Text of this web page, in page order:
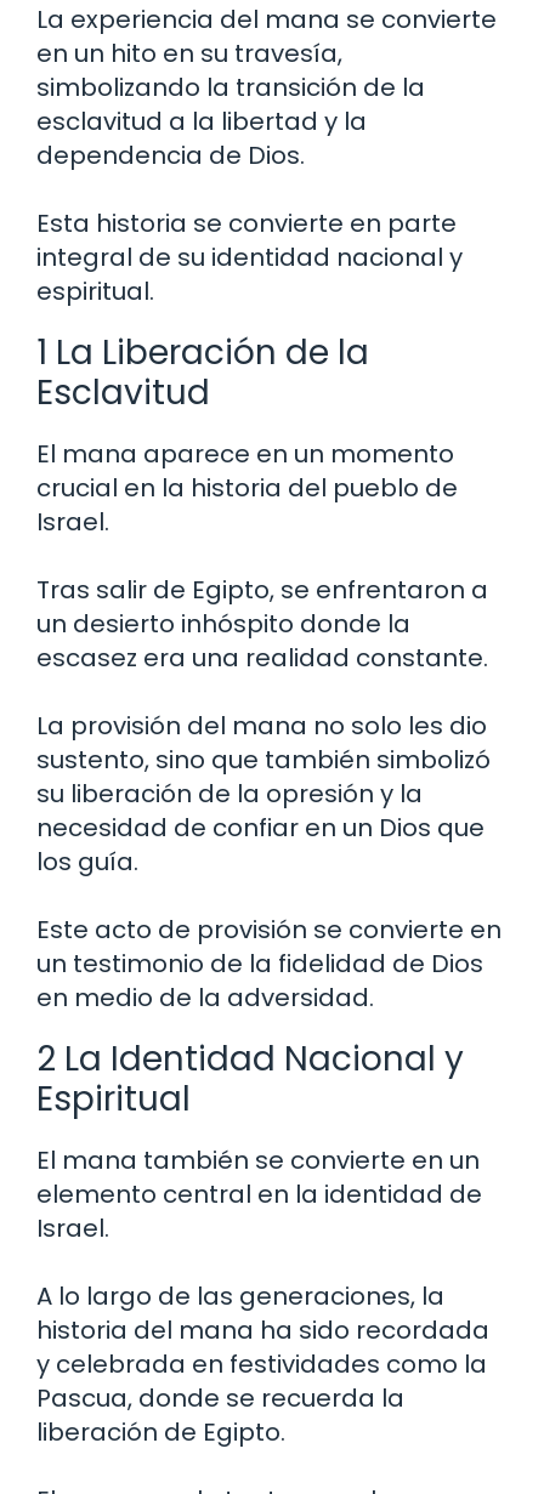
La experiencia del mana se convierte
en un hito en su travesía,
simbolizando la transición de la
esclavitud a la libertad y la
dependencia de Dios.
Esta historia se convierte en parte
integral de su identidad nacional y
espiritual.
1 La Liberación de la
Esclavitud
El mana aparece en un momento
crucial en la historia del pueblo de
Israel.
Tras salir de Egipto, se enfrentaron a
un desierto inhóspito donde la
escasez era una realidad constante.
La provisión del mana no solo les dio
sustento, sino que también simbolizó
su liberación de la opresión y la
necesidad de confiar en un Dios que
los guía.
Este acto de provisión se convierte en
un testimonio de la fidelidad de Dios
en medio de la adversidad.
2 La Identidad Nacional y
Espiritual
El mana también se convierte en un
elemento central en la identidad de
Israel.
A lo largo de las generaciones, la
historia del mana ha sido recordada
y celebrada en festividades como la
Pascua, donde se recuerda la
liberación de Egipto.